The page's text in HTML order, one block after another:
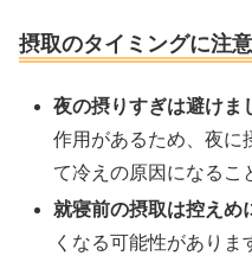
摂取のタイミングに注意
夜の摂りすぎは避けま
作用があるため、夜に
て冷えの原因になるこ
就寝前の摂取は控えめ
くなる可能性がありま